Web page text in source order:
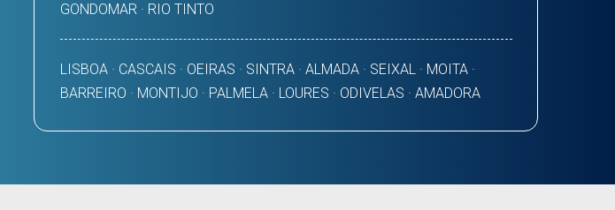
GONDOMAR · RIO TINTO
LISBOA · CASCAIS · OEIRAS · SINTRA · ALMADA · SEIXAL · MOITA ·
BARREIRO · MONTIJO · PALMELA · LOURES · ODIVELAS · AMADORA